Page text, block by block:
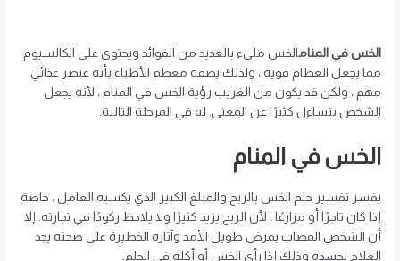
الخس في المنامالخس مليء بالعديد من الفوائد ويحتوي على الكالسيوم
مما يجعل العظام قوية ، ولذلك يصفه معظم الأطباء بأنه عنصر غذائي
مهم ، ولكن قد يكون من الغريب رؤية الخس في المنام ، لأنه يجعل
الشخص يتساءل كثيرًا عن المعنى. له في المرحلة التالية.
الخس في المنام
يفسر تفسير حلم الخس بالربح والمبلغ الكبير الذي يكسبه العامل ، خاصة
إذا كان تاجرًا أو مزارعًا ، لأن الربح يزيد كثيرًا ولا يلاحظ ركودًا في تجارته. إلا
أن الشخص المصاب بمرض طويل الأمد وآثاره الخطيرة على صحته يجد
العلاج لجسده وذلك إذا رأى الخس أو أكله في الحلم.